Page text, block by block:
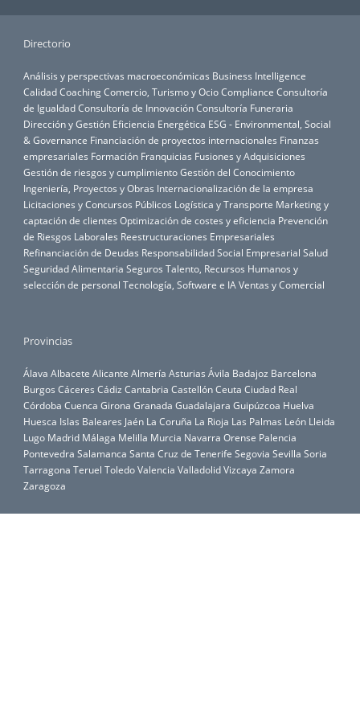
Directorio
Análisis y perspectivas macroeconómicas Business Intelligence
CalidadCoachingComercio, Turismo y OcioCompliance Consultoría
de IgualdadConsultoría de InnovaciónConsultoría Funeraria
Dirección y Gestión Eficiencia Energética ESG - Environmental, Social
& Governance Financiación de proyectos internacionales Finanzas
empresariales Formación Franquicias Fusiones y Adquisiciones
Gestión de riesgos y cumplimientoGestión del Conocimiento
Ingeniería, Proyectos y Obras Internacionalización de la empresa
Licitaciones y Concursos Públicos Logística y Transporte Marketing y
captación de clientes Optimización de costes y eficiencia Prevención
de Riesgos Laborales Reestructuraciones Empresariales
Refinanciación de Deudas Responsabilidad Social Empresarial Salud
Seguridad Alimentaria Seguros Talento, Recursos Humanos y
selección de personal Tecnología, Software e IA Ventas y Comercial
Provincias
Álava Albacete Alicante Almería Asturias Ávila Badajoz Barcelona
Burgos Cáceres Cádiz Cantabria CastellónCeuta Ciudad Real
Córdoba Cuenca Girona Granada Guadalajara Guipúzcoa Huelva
Huesca Islas Baleares Jaén La Coruña La Rioja Las Palmas León Lleida
Lugo Madrid Málaga Melilla Murcia Navarra Orense Palencia
Pontevedra Salamanca Santa Cruz de Tenerife Segovia Sevilla Soria
Tarragona Teruel ToledoValencia ValladolidVizcaya Zamora
Zaragoza